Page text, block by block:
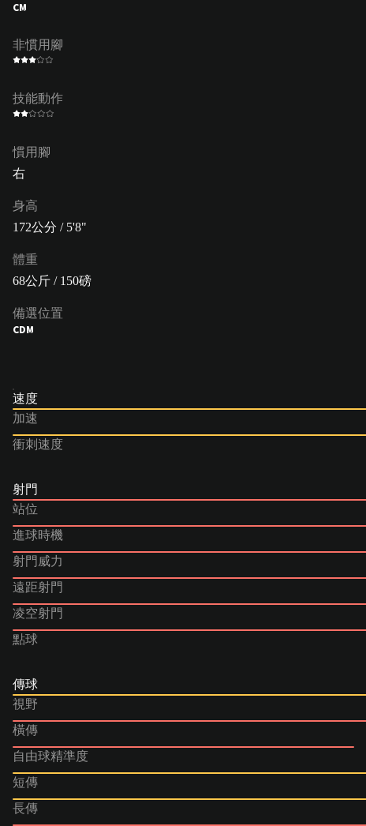
CM
非慣用腳
技能動作
慣用腳
右
身高
172公分 / 5'8"
體重
68公斤 / 150磅
備選位置
CDM
速度
加速
衝刺速度
射門
站位
進球時機
射門威力
遠距射門
凌空射門
點球
傳球
視野
橫傳
自由球精準度
短傳
長傳